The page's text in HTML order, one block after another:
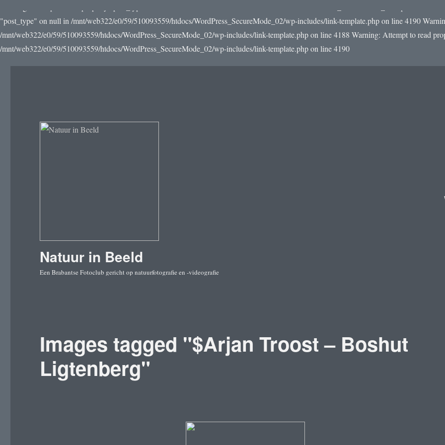
"post_type" on null in /mnt/web322/e0/59/510093559/htdocs/WordPress_SecureMode_02/wp-includes/link-template.php on line 4190
/mnt/web322/e0/59/510093559/htdocs/WordPress_SecureMode_02/wp-includes/link-template.php on line 4188 Warning: Attempt to read
/mnt/web322/e0/59/510093559/htdocs/WordPress_SecureMode_02/wp-includes/link-template.php on line 4190
Natuur in Beeld
Een Brabantse Fotoclub gericht op natuurfotografie en -videografie
Images tagged "$Arjan Troost – Boshut
Ligtenberg"